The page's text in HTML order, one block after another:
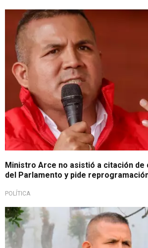
Ministro Arce no asistió a citación de
del Parlamento y pide
POLÍTICA